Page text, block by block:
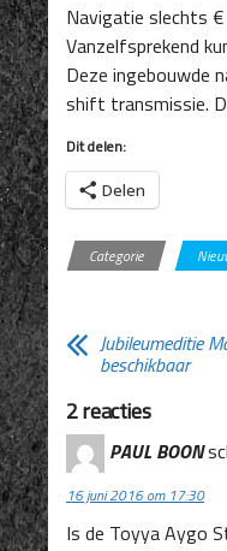
Navigatie slechts
Vanzelfsprekend
Deze ingebouwde
shift transmissie.
Dit delen:
Delen
Categorie
Jubileumeditie
beschikbaar
2 reacties
PAUL BOON
16 juni 2016 om 17:30
Is de Toyya Aygo